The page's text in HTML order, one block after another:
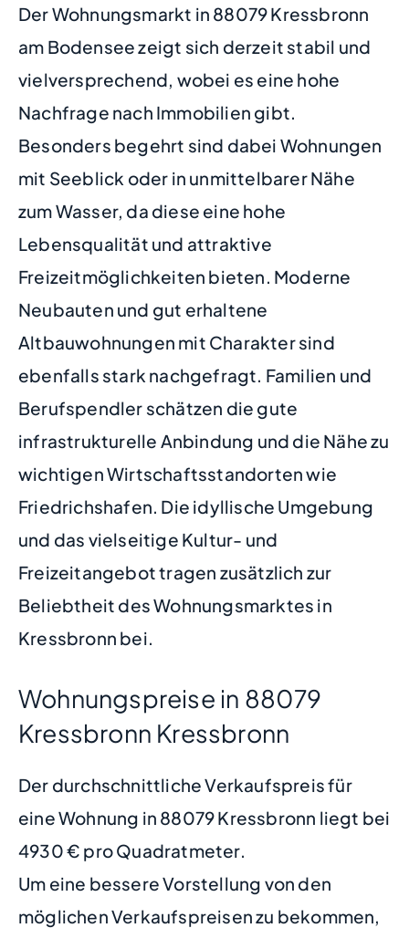
Der Wohnungsmarkt in 88079 Kressbronn
am Bodensee zeigt sich derzeit stabil und
vielversprechend, wobei es eine hohe
Nachfrage nach Immobilien gibt.
Besonders begehrt sind dabei Wohnungen
mit Seeblick oder in unmittelbarer Nähe
zum Wasser, da diese eine hohe
Lebensqualität und attraktive
Freizeitmöglichkeiten bieten. Moderne
Neubauten und gut erhaltene
Altbauwohnungen mit Charakter sind
ebenfalls stark nachgefragt. Familien und
Berufspendler schätzen die gute
infrastrukturelle Anbindung und die Nähe zu
wichtigen Wirtschaftsstandorten wie
Friedrichshafen. Die idyllische Umgebung
und das vielseitige Kultur- und
Freizeitangebot tragen zusätzlich zur
Beliebtheit des Wohnungsmarktes in
Kressbronn bei.
Wohnungspreise in 88079
Kressbronn Kressbronn
Der durchschnittliche Verkaufspreis für
eine Wohnung in 88079 Kressbronn liegt bei
4930 € pro Quadratmeter.
Um eine bessere Vorstellung von den
möglichen Verkaufspreisen zu bekommen,